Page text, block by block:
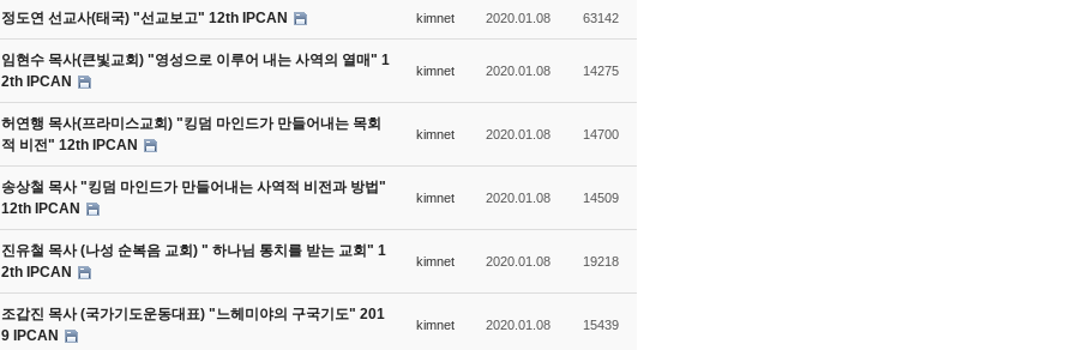
정도연 선교사(태국) "선교보고" 12th IPCAN kimnet 2020.01.08 63142
임현수 목사(큰빛교회) "영성으로 이루어 내는 사역의 열매" 1
2th IPCAN
kimnet 2020.01.08 14275
허연행 목사(프라미스교회) "킹덤 마인드가 만들어내는 목회
적 비전" 12th IPCAN
kimnet 2020.01.08 14700
송상철 목사 "킹덤 마인드가 만들어내는 사역적 비전과 방법"
12th IPCAN
kimnet 2020.01.08 14509
진유철 목사 (나성 순복음 교회) " 하나님 통치를 받는 교회" 1
2th IPCAN
kimnet 2020.01.08 19218
조갑진 목사 (국가기도운동대표) "느헤미야의 구국기도" 201
9 IPCAN
kimnet 2020.01.08 15439